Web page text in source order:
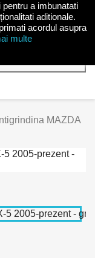
MAZDA
a imbunatati
aditionale.
acordul asupra
multe